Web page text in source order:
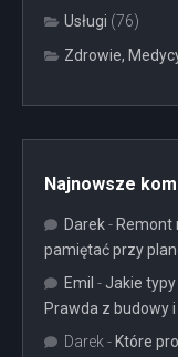
Usługi (76)
Zdrowie,
Najnowsze
Darek- Remont
pamiętać przy
Emil - Jakie
Prawda z budowy
Darek - Które